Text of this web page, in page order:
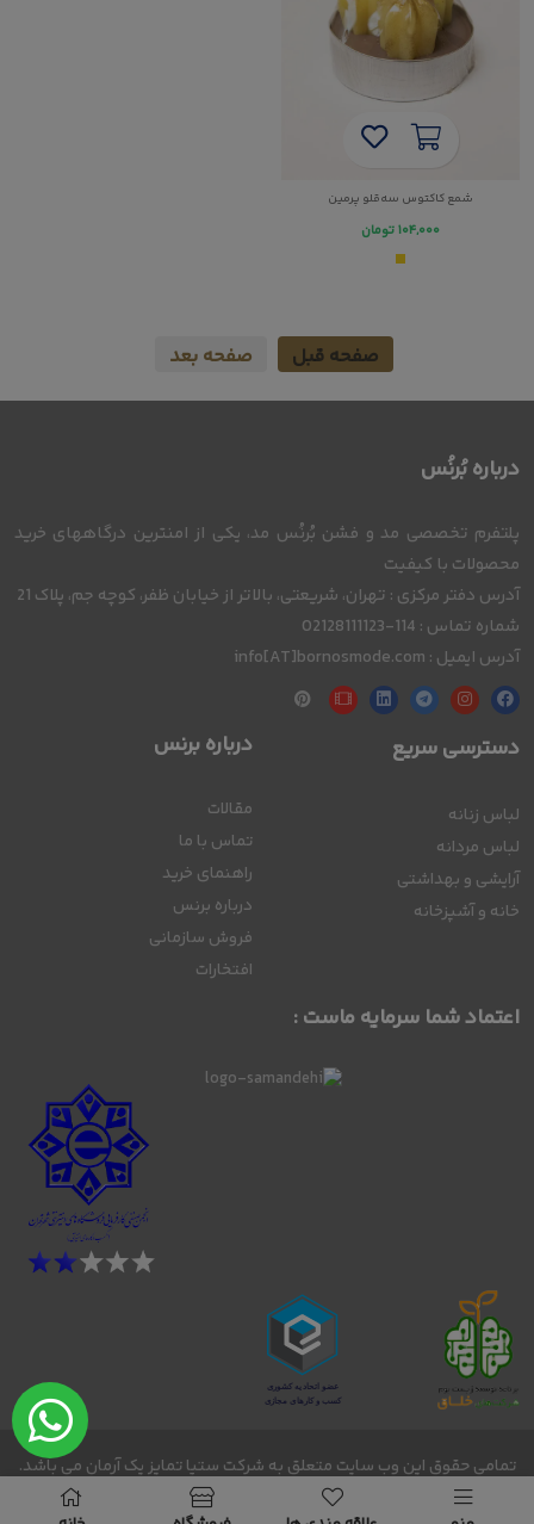
شمع کاکتوس سه‌قلو پرمین
۱۰۴,۰۰۰تومان
صفحه قبل صفحه بعد
درباره بُرنُس
پلتفرم تخصصی مد و فشن بُرنُس مد، یکی از امنترین درگاههای خرید
محصولات با کیفیت
آدرس دفتر مرکزی : تهران، شریعتی، بالاتر از خیابان ظفر، کوچه جم، پلاک 21
شماره تماس : 114-02128111123
آدرس ایمیل : info[AT]bornosmode.com
دسترسی سریع
لباس زنانه
لباس مردانه
آرایشی و بهداشتی
خانه و آشپزخانه
درباره برنس
مقالات
تماس با ما
راهنمای خرید
درباره برنس
فروش سازمانی
افتخارات
اعتماد شما سرمایه ماست :
تمامی حقوق این وب سایت متعلق به شرکت ستیا تمایز یک آرمان می باشد.
bornosmode - 2026 -2027 © Copyright@